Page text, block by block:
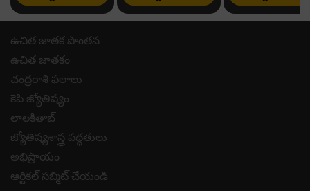
ఉచిత జాతక పొంతన
ఉచిత జాతకం
చంద్రరాశి ఫలాలు
కెపి జ్యోతిష్యం
లాలకితాబ్
జ్యోతిష్యశాస్త్ర పద్ధతులు
అభిప్రాయం
ఆర్టికల్ సబ్మిట్ చేయండి